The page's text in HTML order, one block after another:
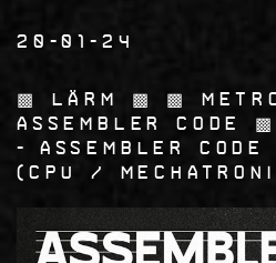
20-01-24
▩ LÄRM ▩ ▩
Assembler Code ▩
Assembler Code
CPU /